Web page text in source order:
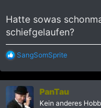
Hatte sowas
schiefgelaufen?
R
a
k
t
i
SangSomSprite
PanTau
Kein anderes